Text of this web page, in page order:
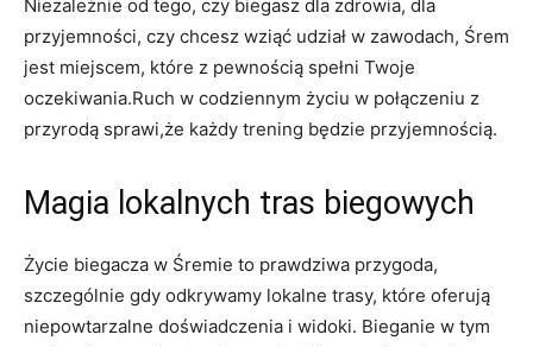
Niezależnie ​od tego,‌ czy⁤ biegasz dla⁢ zdrowia, dla
przyjemności, ⁤czy⁢ chcesz wziąć udział w​ zawodach, Śrem
jest ⁤miejscem, które ​z pewnością​ spełni ⁢Twoje
oczekiwania.Ruch w codziennym życiu‍ w połączeniu z
⁢przyrodą sprawi,że każdy‌ trening będzie ‍przyjemnością.
Magia lokalnych ‍tras⁣ biegowych
Życie biegacza w Śremie to prawdziwa przygoda,‍
szczególnie gdy odkrywamy ‍lokalne trasy,⁢ które oferują
niepowtarzalne ⁢doświadczenia⁤ i widoki. Bieganie w tym